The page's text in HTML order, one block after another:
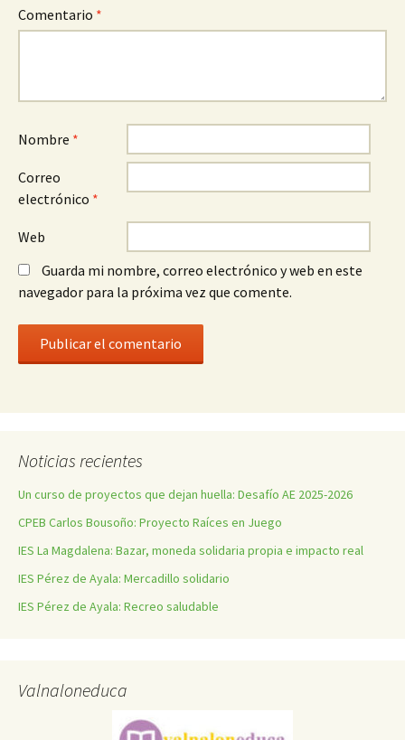
Comentario *
Nombre *
Correo
electrónico *
Web
Guarda mi nombre, correo electrónico y web en este
navegador para la próxima vez que comente.
Noticias recientes
Un curso de proyectos que dejan huella: Desafío AE 2025-2026
CPEB Carlos Bousoño: Proyecto Raíces en Juego
IES La Magdalena: Bazar, moneda solidaria propia e impacto real
IES Pérez de Ayala: Mercadillo solidario
IES Pérez de Ayala: Recreo saludable
Valnaloneduca